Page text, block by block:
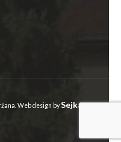
Web design bySejkan